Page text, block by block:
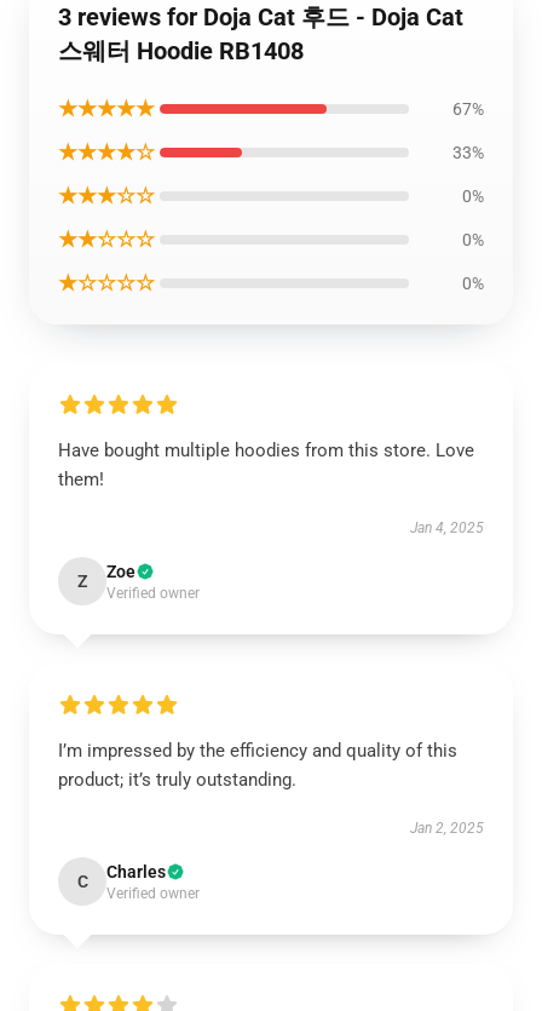
3 reviews for Doja Cat 후드 - Doja Cat
스웨터 Hoodie RB1408
★★★★★ 67%
★★★★☆ 33%
★★★☆☆ 0%
★★☆☆☆ 0%
★☆☆☆☆ 0%
Have bought multiple hoodies from this store. Love
them!
Jan 4, 2025
Z Zoe
Verified owner
I’m impressed by the efficiency and quality of this
product; it’s truly outstanding.
Jan 2, 2025
C Charles
Verified owner